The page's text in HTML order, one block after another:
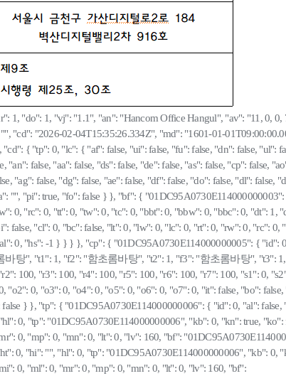
1, "do": 1, "vj": "1.1", "an": "Hancom Office Hangul", "av": "11, 0,
"cd": "2026-02-04T15:35:26.334Z", "md": "1601-01-
{ "tp": 0, "lc": { "af": false, "ui": false, "fu": false, "dn": false, "ul":
false, "aa": false, "ds": false, "de": false, "as": false, "cp": false,
"ag": false, "dg": false, "ae": false, "df": false, "do": false, "dl": false,
"", "pi": true, "fo": false } }, "bf": {
0, "rc": 0, "tt": 0, "tw": 0, "tc": 0, "bbt": 0, "bbw": 0, "bbc": 0, "dt": 1,
false, "cl": 0, "bc": false, "lt": 0, "lw": 0, "lc": 0, "rt": 0, "rw": 0, "rc": 0,
0, "hs": -1 } } } }, "cp": { "01DC95A0730E114000000005": { "id":
바탕", "t1": 1, "f2": "함초롬바탕", "t2": 1, "f3": "함초롬바탕", "t3":
"r3": 100, "r4": 100, "r5": 100, "r6": 100, "r7": 100, "s1": 0,
0, "o3": 0, "o4": 0, "o5": 0, "o6": 0, "o7": 0, "it": false, "bo":
} }, "tp": { "01DC95A0730E114000000006": { "id": 0, "al":
0, "tp": "01DC95A0730E114000000006", "kb": 0, "kn": true, "ko":
0, "mp": 0, "mn": 0, "lt": 0, "lv": 160, "bf":
0, "hi": "", "hl": 0, "tp": "01DC95A0730E114000000006", "kb": 0,
0, "ml": 0, "mr": 0, "mp": 0, "mn": 0, "lt": 0, "lv": 160, "bf":